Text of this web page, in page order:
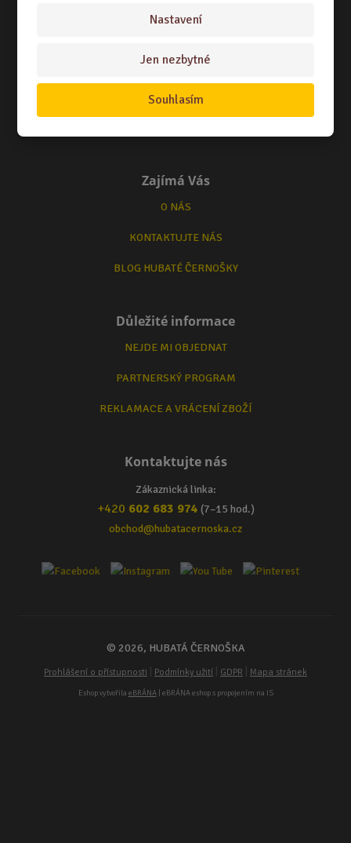
Nastavení
Jen nezbytné
Souhlasím
Vše o nákupu
TERMÍNY ODESLÁNÍ ZBOŽÍ
ZPŮSOB DORUČENÍ
Zajímá Vás
O NÁS
KONTAKTUJTE NÁS
BLOG HUBATÉ ČERNOŠKY
Důležité informace
NEJDE MI OBJEDNAT
PARTNERSKÝ PROGRAM
REKLAMACE A VRÁCENÍ ZBOŽÍ
Kontaktujte nás
Zákaznická linka:
+420 602 683 974 (7–15 hod.)
obchod@hubatacernoska.cz
© 2026, HUBATÁ ČERNOŠKA
Prohlášení o přístupnosti Podmínky užití GDPR Mapa stránek
Eshop vytvořila eBRÁNA| eBRÁNA eshop s propojením na IS